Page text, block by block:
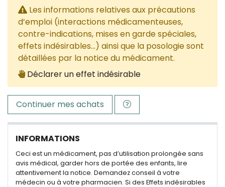
Les informations relatives aux précautions
d’emploi (interactions médicamenteuses,
contre-indications, mises en garde spéciales,
effets indésirables...) ainsi que la posologie sont
détaillées par la notice du médicament.
Déclarer un effet indésirable
Continuer mes achats
INFORMATIONS
Ceci est un médicament, pas d’utilisation prolongée sans
avis médical, garder hors de portée des enfants, lire
attentivement la notice. Demandez conseil à votre
médecin ou à votre pharmacien. Si des Effets indésirables